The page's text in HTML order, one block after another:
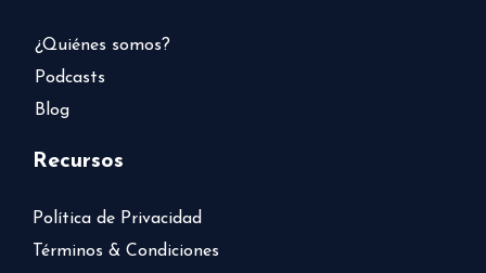
¿Quiénes somos?
Podcasts
Blog
Recursos
Política de Privacidad
Términos & Condiciones